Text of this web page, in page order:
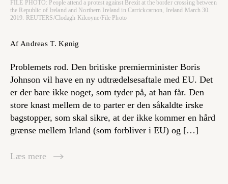
FILE PHOTO: People attend a protest against Brexit at the border crossing between
the Republic of Ireland and Northern Ireland in Carrickcarnon, Ireland March 30.
2019. REUTERS/Clodagh Kilcoyne/File Photo
Af Andreas T. Kønig
Problemets rod. Den britiske premierminister Boris
Johnson vil have en ny udtrædelsesaftale med EU. Det
er der bare ikke noget, som tyder på, at han får. Den
store knast mellem de to parter er den såkaldte irske
bagstopper, som skal sikre, at der ikke kommer en hård
grænse mellem Irland (som forbliver i EU) og […]
Læs mere